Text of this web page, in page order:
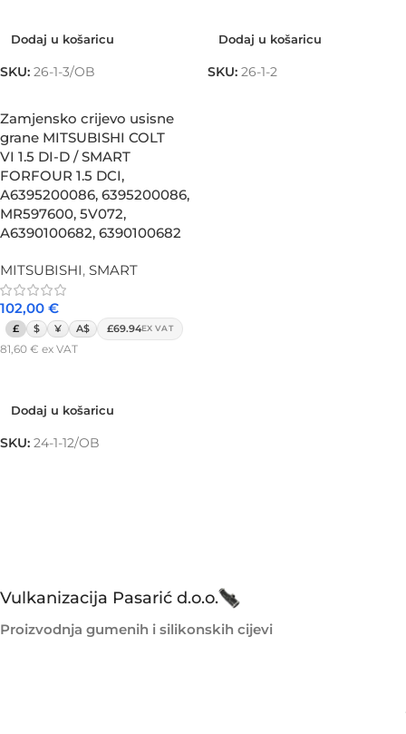
Dodaj u košaricu
SKU: 26-1-3/OB
Dodaj u košaricu
SKU: 26-1-2
Zamjensko crijevo usisne
grane MITSUBISHI COLT
VI 1.5 DI-D / SMART
FORFOUR 1.5 DCI,
A6395200086, 6395200086,
MR597600, 5V072,
A6390100682, 6390100682
MITSUBISHI, SMART
102,00 €
£ $ ¥ A$ £69.94EX VAT
81,60 € ex VAT
Dodaj u košaricu
SKU: 24-1-12/OB
Vulkanizacija Pasarić d.o.o.
Proizvodnja gumenih i silikonskih cijevi